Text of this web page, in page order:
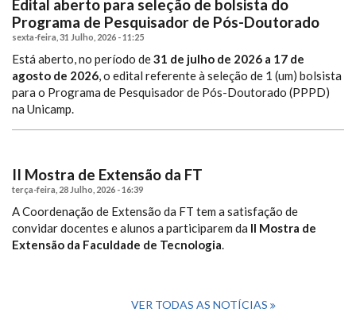
Edital aberto para seleção de bolsista do
Programa de Pesquisador de Pós-Doutorado
sexta-feira, 31 Julho, 2026 - 11:25
Está aberto, no período de31 de julho de 2026 a 17 de
agosto de 2026, o edital referente à seleção de 1 (um) bolsista
para o Programa de Pesquisador de Pós-Doutorado (PPPD)
na Unicamp.
II Mostra de Extensão da FT
terça-feira, 28 Julho, 2026 - 16:39
A Coordenação de Extensão da FT tem a satisfação de
convidar docentes e alunos a participarem da II Mostra de
Extensão da Faculdade de Tecnologia.
VER TODAS AS NOTÍCIAS